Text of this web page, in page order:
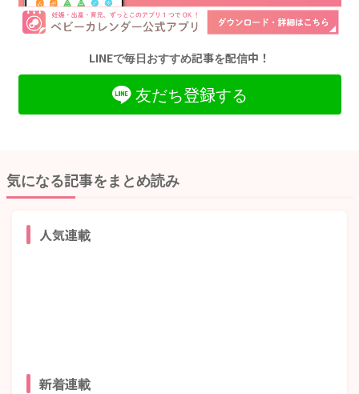
LINEで毎日おすすめ記事を配信中！
友だち登録する
気になる記事をまとめ読み
人気連載
新着連載